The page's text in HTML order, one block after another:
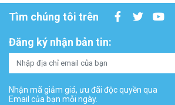
Tìm chúng tôi trên
Đăng ký nhận bản tin:
Nhận mã giảm giá, ưu đãi độc quyền qua
Email của bạn mỗi ngày.